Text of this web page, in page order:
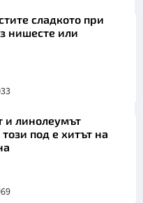
сладкото при
нишесте или
и линолеумът
този под е хитът на